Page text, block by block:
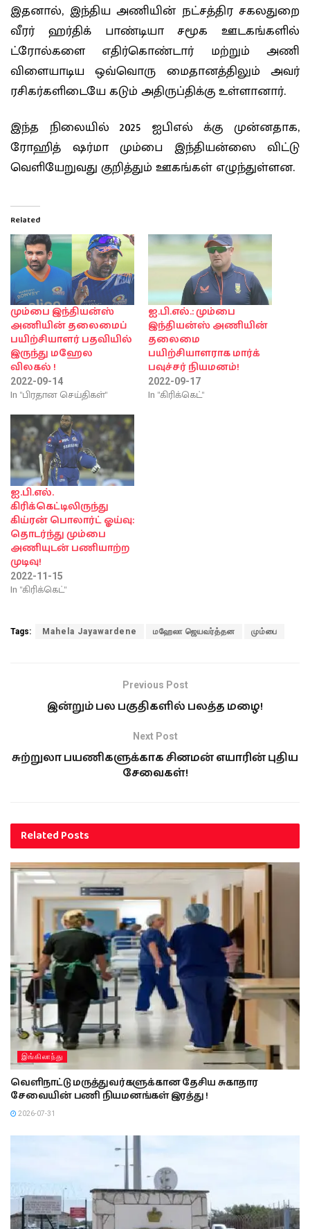
இதனால், இந்திய அணியின் நட்சத்திர சகலதுறை
வீரர் ஹர்திக் பாண்டியா சமூக ஊடகங்களில்
ட்ரோல்களை எதிர்கொண்டார் மற்றும் அணி
விளையாடிய ஒவ்வொரு மைதானத்திலும் அவர்
ரசிகர்களிடையே கடும் அதிருப்திக்கு உள்ளானார்.
இந்த நிலையில் 2025 ஐபிஎல் க்கு முன்னதாக,
ரோஹித் ஷர்மா மும்பை இந்தியன்ஸை விட்டு
வெளியேறுவது குறித்தும் ஊகங்கள் எழுந்துள்ளன.
Related
மும்பை இந்தியன்ஸ்
அணியின் தலைமைப்
பயிற்சியாளர் பதவியில்
இருந்து மஹேல
விலகல் !
2022-09-14
In "பிரதான செய்திகள்"
ஐ.பி.எல்.: மும்பை
இந்தியன்ஸ் அணியின்
தலைமை
பயிற்சியாளராக மார்க்
பவுச்சர் நியமனம்!
2022-09-17
In "கிரிக்கெட்"
ஐ.பி.எல்.
கிரிக்கெட்டிலிருந்து
கிய்ரன் பொலார்ட் ஓய்வு:
தொடர்ந்து மும்பை
அணியுடன் பணியாற்ற
முடிவு!
2022-11-15
In "கிரிக்கெட்"
Tags: Mahela Jayawardene மஹேலா ஜெயவர்த்தன மும்பை
Previous Post
இன்றும் பல பகுதிகளில் பலத்த மழை!
Next Post
சுற்றுலா பயணிகளுக்காக சினமன் எயாரின் புதிய
சேவைகள்!
RelatedPosts
இங்கிலாந்து
வெளிநாட்டு மருத்துவர்களுக்கான தேசிய சுகாதார
சேவையின் பணி நியமனங்கள் இரத்து !
2026-07-31